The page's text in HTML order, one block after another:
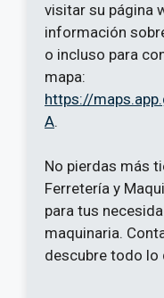
visitar su página
información
o incluso para
mapa:
https://
A.
No pierdas más
Ferretería y
para tus
maquinaria.
descubre todo lo